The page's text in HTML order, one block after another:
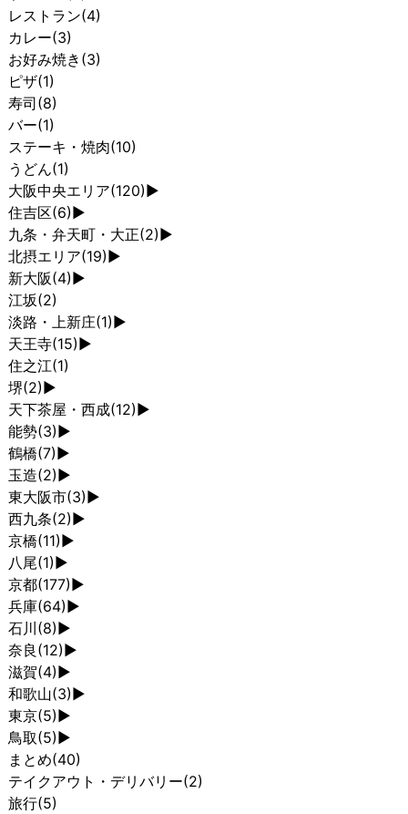
レストラン(4)
カレー(3)
お好み焼き (3)
ピザ(1)
寿司(8)
バー(1)
ステーキ・焼肉(10)
うどん(1)
大阪中央エリア(120) ►
住吉区(6) ►
九条・弁天町・大正(2) ►
北摂エリア(19) ►
新大阪(4) ►
江坂(2)
淡路・上新庄(1) ►
天王寺(15) ►
住之江(1)
堺(2) ►
天下茶屋・西成(12) ►
能勢(3) ►
鶴橋(7) ►
玉造(2) ►
東大阪市(3) ►
西九条(2) ►
京橋(11) ►
八尾(1) ►
京都(177) ►
兵庫(64) ►
石川 (8) ►
奈良 (12) ►
滋賀(4) ►
和歌山(3) ►
東京(5) ►
鳥取(5) ►
まとめ(40)
テイクアウト・デリバリー(2)
旅行(5)